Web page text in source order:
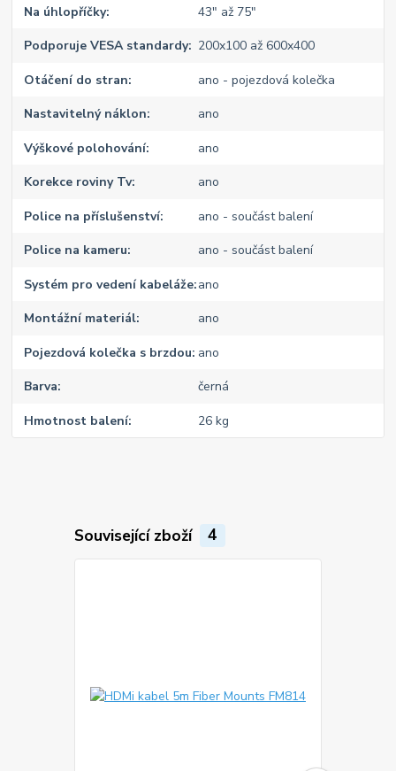
Na úhlopříčky 43" až 75"
Podporuje VESA standardy 200x100 až 600x400
Otáčení do stran ano - pojezdová kolečka
Nastavitelný náklon ano
Výškové polohování ano
Korekce roviny Tv ano
Police na příslušenství ano - součást balení
Police na kameru ano - součást balení
Systém pro vedení kabeláže ano
Montážní materiál ano
Pojezdová kolečka s brzdou ano
Barva černá
Hmotnost balení 26 kg
Související zboží 4